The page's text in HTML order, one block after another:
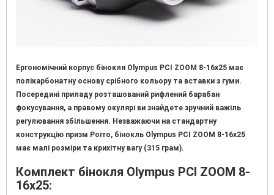
Ергономічний корпус бінокля Olympus PCI ZOOM 8-16х25 має
полікарбонатну основу срібного кольору та вставки з гуми.
Посередині приладу розташований рифлений барабан
фокусування, а правому окулярі ви знайдете зручний важіль
регулювання збільшення. Незважаючи на стандартну
конструкцію призм Porro, бінокль Olympus PCI ZOOM 8-16х25
має малі розміри та крихітну вагу (315 грам).
Комплект бінокля Olympus PCI ZOOM 8-
16х25: